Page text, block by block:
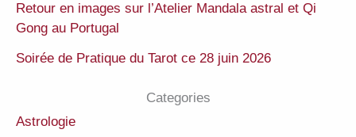
Retour en images sur l’Atelier Mandala astral et Qi
Gong au Portugal
Soirée de Pratique du Tarot ce 28 juin 2026
Categories
Astrologie